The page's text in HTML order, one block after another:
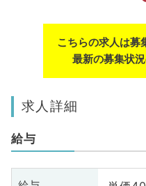
こちらの求人は募
最新の募集状
求人詳細
給与